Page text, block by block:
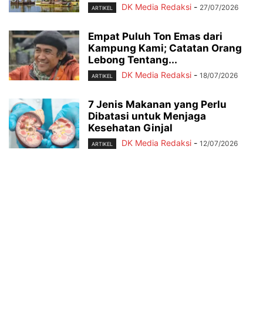
ARTIKEL DK Media Redaksi - 27/07/2026
Empat Puluh Ton Emas dari
Kampung Kami; Catatan Orang
Lebong Tentang...
ARTIKEL DK Media Redaksi - 18/07/2026
7 Jenis Makanan yang Perlu
Dibatasi untuk Menjaga
Kesehatan Ginjal
ARTIKEL DK Media Redaksi - 12/07/2026